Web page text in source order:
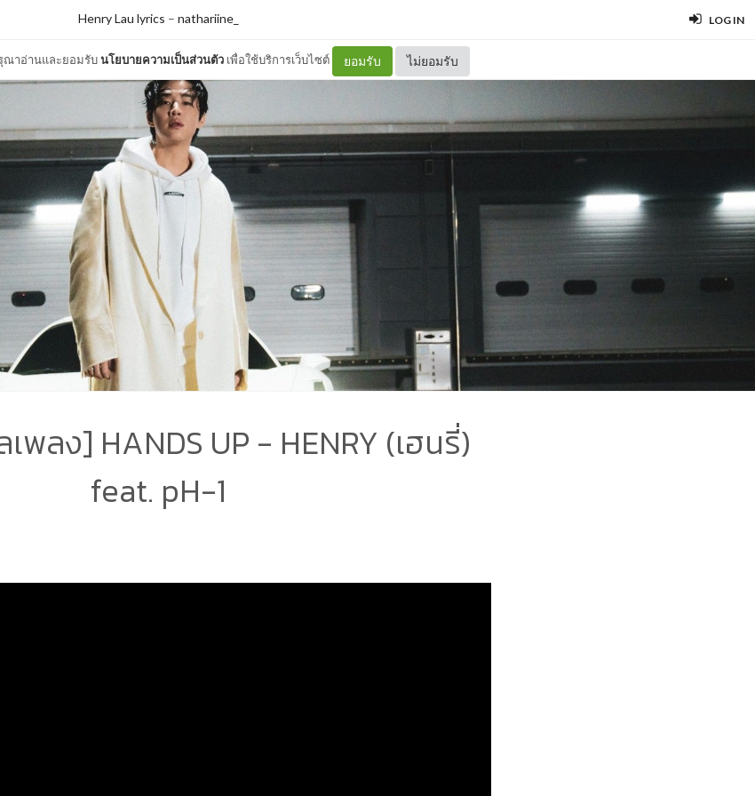
LOG IN
ณาอ่านและยอมรับนโยบายความเป็นส่วนตัว เพื่อใช้บริการเว็บไซต์ ยอมรับ ไม่ยอมรับ
Henry Lau lyrics – nathariine_
พลง] HANDS UP - HENRY (เฮนรี่)
feat. pH-1